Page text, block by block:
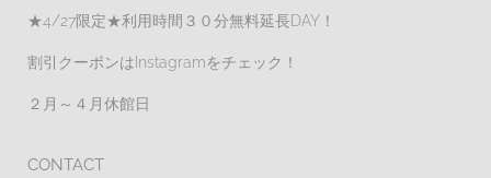
★4/27限定★利用時間３０分無料延長DAY！
割引クーポンはInstagramをチェック！
２月～４月休館日
CONTACT